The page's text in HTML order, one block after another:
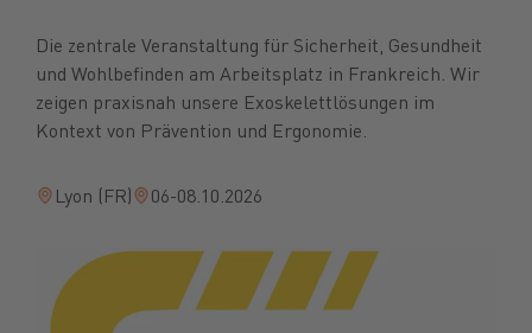
Die zentrale Veranstaltung für Sicherheit, Gesundheit
und Wohlbefinden am Arbeitsplatz in Frankreich. Wir
zeigen praxisnah unsere Exoskelettlösungen im
Kontext von Prävention und Ergonomie.
Lyon (FR) 06-08.10.2026